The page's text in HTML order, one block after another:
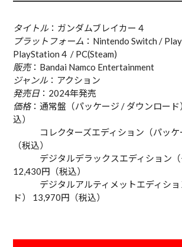
タイトル：ガンダムブレイカー４
プラットフォーム ：Nintendo Switch /
PlayStation４ / PC(Steam)
販売：Bandai Namco Entertainment
ジャンル：アクション
発売日：2024年発売
価格：通常盤（パッケージ / ダウンロー
込）
コレクターズエディション（パッケ
（税込）
デジタルデラックスエディション（
12,430円（税込）
デジタルアルティメットエディショ
ド） 13,970円（税込）